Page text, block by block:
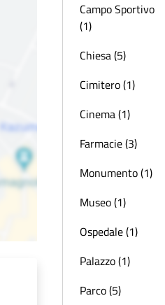
Campo Sportivo
(1)
Chiesa (5)
Cimitero (1)
Cinema (1)
Farmacie (3)
Monumento (1)
Museo (1)
Ospedale (1)
Palazzo (1)
Parco (5)